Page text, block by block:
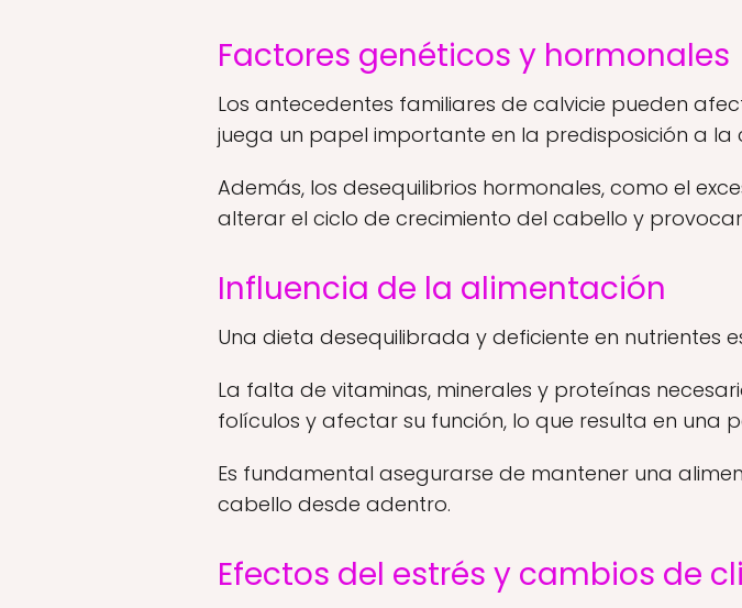
Factores genéticos y hormonales
Los antecedentes familiares de calvicie pueden
juega un papel importante en la predisposición a
Además, los desequilibrios hormonales, como el
alterar el ciclo de crecimiento del cabello y
Influencia de la alimentación
Una dieta desequilibrada y deficiente en nutrientes
La falta de vitaminas, minerales y proteínas
folículos y afectar su función, lo que resulta en una
Es fundamental asegurarse de mantener una
cabello desde adentro.
Efectos del estrés y cambios de